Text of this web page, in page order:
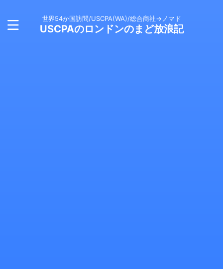
世界54か国訪問/USCPA(WA)/総合商社→ノマド
USCPAのロンドンのまど放浪記